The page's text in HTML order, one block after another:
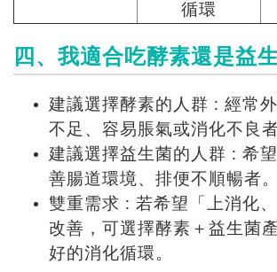
循環
四、我適合吃酵素還是益
建議選擇酵素的人群 : 經常
不足、容易脹氣或消化不良者
建議選擇益生菌的人群 : 希
善腸道環境、排便不順暢者。
雙重需求 : 若希望「上消化
改善，可選擇酵素＋益生菌
好的消化循環。